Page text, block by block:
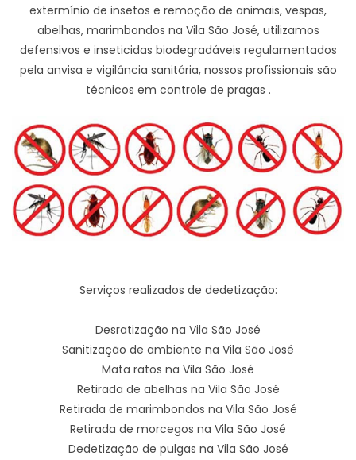
extermínio de insetos e remoção de animais, vespas,
abelhas, marimbondos na Vila São José, utilizamos
defensivos e inseticidas biodegradáveis regulamentados
pela anvisa e vigilância sanitária, nossos profissionais são
técnicos em controle de pragas .
Serviços realizados de dedetização:
Desratização na Vila São José
Sanitização de ambiente na Vila São José
Mata ratos na Vila São José
Retirada de abelhas na Vila São José
Retirada de marimbondos na Vila São José
Retirada de morcegos na Vila São José
Dedetização de pulgas na Vila São José